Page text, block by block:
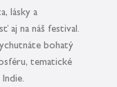
lásky a
na náš festival.
bohatý
tematické